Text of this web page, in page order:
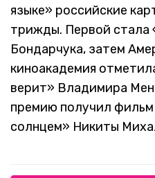
языке» российские
трижды. Первой стала
Бондарчука, затем
киноакадемия
верит» Владимира
премию получил
солнцем» Никиты